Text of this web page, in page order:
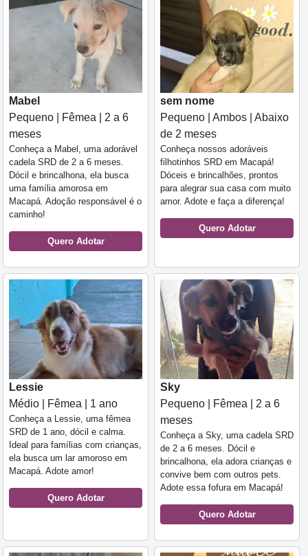
Mabel
Pequeno | Fêmea | 2 a 6
meses
Conheça a Mabel, uma adorável
cadela SRD de 2 a 6 meses.
Dócil e brincalhona, ela busca
uma família amorosa em
Macapá. Adoção responsável é o
caminho!
Quero Adotar
sem nome
Pequeno | Ambos | Abaixo
de 2 meses
Conheça nossos adoráveis
filhotinhos SRD em Macapá!
Dóceis e brincalhões, prontos
para alegrar sua casa com muito
amor. Adote e faça a diferença!
Quero Adotar
Lessie
Médio | Fêmea | 1 ano
Conheça a Lessie, uma fêmea
SRD de 1 ano, dócil e calma.
Ideal para famílias com crianças,
ela busca um lar amoroso em
Macapá. Adote amor!
Quero Adotar
Sky
Pequeno | Fêmea | 2 a 6
meses
Conheça a Sky, uma cadela SRD
de 2 a 6 meses. Dócil e
brincalhona, ela adora crianças e
convive bem com outros pets.
Adote essa fofura em Macapá!
Quero Adotar